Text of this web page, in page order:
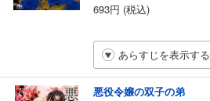
693円 (税込)
あらすじを表示する
悪役令嬢の双子の弟